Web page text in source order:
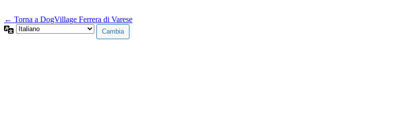
← Torna a DogVillage Ferrera di Varese
Lingua